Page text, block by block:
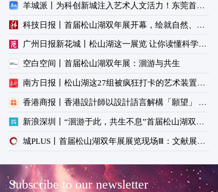
羊城派丨为科创新城注入艺术人文活力！东莞首届松山湖双年展拉开帷幕
科技日报丨首届松山湖双年展开幕，绘就自然、科技与人文共生图景
广州日报新花城丨松山湖这一展览 让你读懂科学城“前世今生”
空白空间丨首届松山湖双年展：洄游与共生
南方日报丨松山湖这27组被疯狂打卡的艺术装置，你确定都认识吗？
香港商报丨香港設計師以設計語言解構「願望」 松山湖雙年展激活城市人文空間
新浪深圳丨“洄游于此，共生不息”首届松山湖双年展主题板块与参展阵容正式揭晓
城PLUS丨首届松山湖双年展展览现场Ⅲ：文献展板块
Subscribe to our newsletter